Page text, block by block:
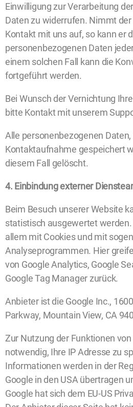
Einwilligung zur Verarbeitung
Daten zu widerrufen. Nimmt
Kontakt mit uns auf, so kann er
personenbezogenen Daten
einem solchen Fall kann die
fortgeführt werden.
Bei Wunsch der Vernichtung
bitte Kontakt mit unserem
Alle personenbezogenen
Kontaktaufnahme gespeichert
diesem Fall gelöscht.
4. Einbindung externer
Beim Besuch unserer Website
statistisch ausgewertet
allem mit Cookies und mit
Analyseprogrammen. Hier
von Google Analytics, Google
Google Tag Manager zurück.
Anbieter ist die Google Inc.,
Parkway, Mountain View, CA
Zur Nutzung der Funktionen
notwendig, Ihre IP Adresse zu
Informationen werden in der
Google in den USA übertragen
Google hat sich dem EU-US